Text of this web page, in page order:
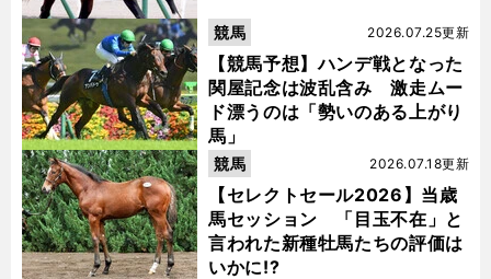
【競馬予想】ハンデ戦となった
関屋記念は波乱含み 激走ムー
ド漂うのは「勢いのある上がり
馬」
2026.07.25更新
競馬
【セレクトセール2026】当歳
馬セッション 「目玉不在」と
言われた新種牡馬たちの評価は
いかに!?
2026.07.18更新
競馬